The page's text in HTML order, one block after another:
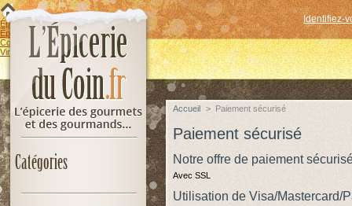
Identifiez-
Épicerie sucrée
Épicerie salée
Coffrets & Paniers gourmands
Vins & Spiritueux
Catégories
Accueil > Paiement sécurisé
Paiement sécurisé
Notre offre de paiement
Avec SSL
Utilisation de Visa/Mastercard/